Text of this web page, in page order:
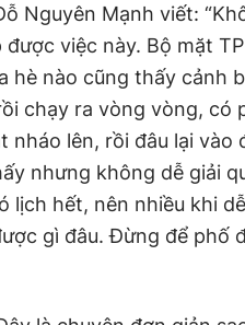
Nguyên Mạnh viết:
việc này. Bộ mặt
hè nào cũng thấy cảnh
chạy ra vòng vòng, có
lên, rồi đâu lại vào
nhưng không dễ giải
hết, nên nhiều khi
gì đâu. Đừng để phố